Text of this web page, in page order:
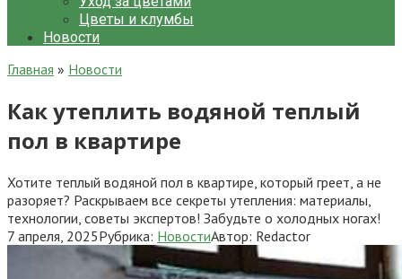
Цветы и клумбы
Новости
Главная » Новости
Как утеплить водяной теплый
пол в квартире
Хотите теплый водяной пол в квартире, который греет, а не
разоряет? Раскрываем все секреты утепления: материалы,
технологии, советы экспертов! Забудьте о холодных ногах!
7 апреля, 2025Рубрика: НовостиАвтор: Redactor